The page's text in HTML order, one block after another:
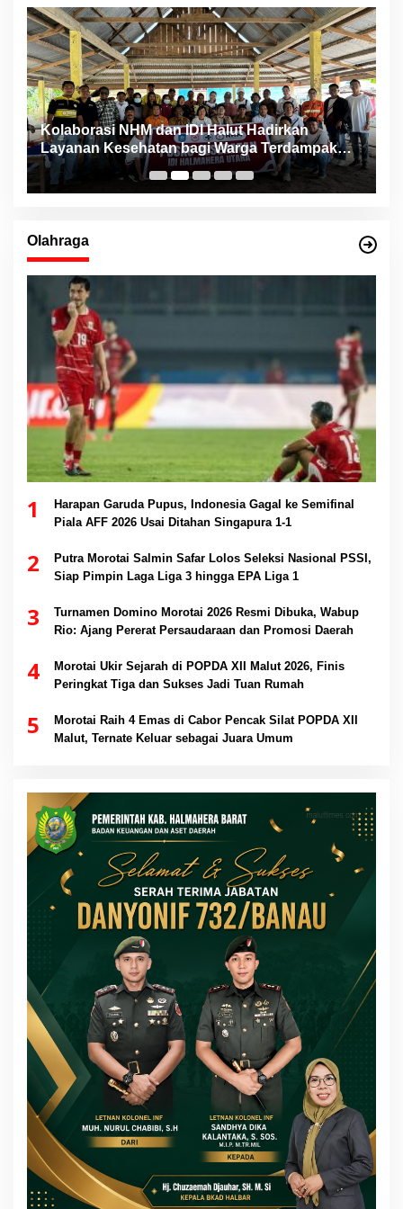
Kolaborasi NHM dan IDI Halut Hadirkan
Layanan Kesehatan bagi Warga Terdampak
Bencana Kao Barat
Olahraga
1
Harapan Garuda Pupus, Indonesia Gagal ke Semifinal
Piala AFF 2026 Usai Ditahan Singapura 1-1
2
Putra Morotai Salmin Safar Lolos Seleksi Nasional PSSI,
Siap Pimpin Laga Liga 3 hingga EPA Liga 1
3
Turnamen Domino Morotai 2026 Resmi Dibuka, Wabup
Rio: Ajang Pererat Persaudaraan dan Promosi Daerah
4
Morotai Ukir Sejarah di POPDA XII Malut 2026, Finis
Peringkat Tiga dan Sukses Jadi Tuan Rumah
5
Morotai Raih 4 Emas di Cabor Pencak Silat POPDA XII
Malut, Ternate Keluar sebagai Juara Umum